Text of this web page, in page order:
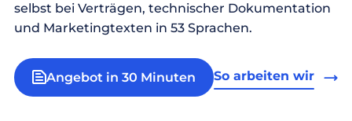
selbst bei Verträgen, technischer Dokumentation
und Marketingtexten in 53 Sprachen.
Angebot in 30 Minuten So arbeiten wir